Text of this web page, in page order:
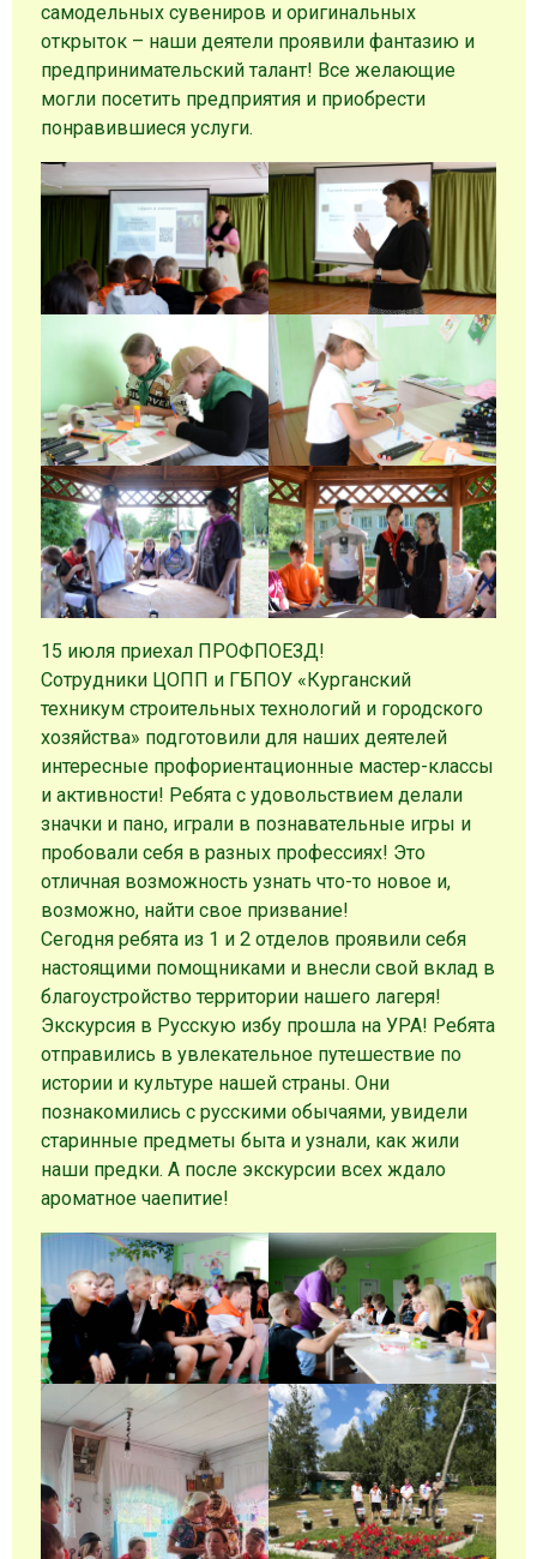
самодельных сувениров и оригинальных
открыток – наши деятели проявили фантазию и
предпринимательский талант! Все желающие
могли посетить предприятия и приобрести
понравившиеся услуги.
15 июля приехал ПРОФПОЕЗД!
Сотрудники ЦОПП и ГБПОУ «Курганский
техникум строительных технологий и городского
хозяйства» подготовили для наших деятелей
интересные профориентационные мастер-классы
и активности! Ребята с удовольствием делали
значки и пано, играли в познавательные игры и
пробовали себя в разных профессиях! Это
отличная возможность узнать что-то новое и,
возможно, найти свое призвание!
Сегодня ребята из 1 и 2 отделов проявили себя
настоящими помощниками и внесли свой вклад в
благоустройство территории нашего лагеря!
Экскурсия в Русскую избу прошла на УРА! Ребята
отправились в увлекательное путешествие по
истории и культуре нашей страны. Они
познакомились с русскими обычаями, увидели
старинные предметы быта и узнали, как жили
наши предки. А после экскурсии всех ждало
ароматное чаепитие!